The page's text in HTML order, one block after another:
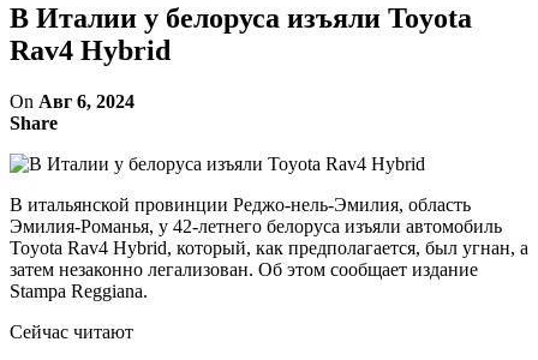
В Италии у белоруса изъяли Toyota
Rav4 Hybrid
On Авг 6, 2024
Share
В итальянской провинции Реджо-нель-Эмилия, область
Эмилия-Романья, у 42-летнего белоруса изъяли автомобиль
Toyota Rav4 Hybrid, который, как предполагается, был угнан, а
затем незаконно легализован. Об этом сообщает издание
Stampa Reggiana.
Сейчас читают